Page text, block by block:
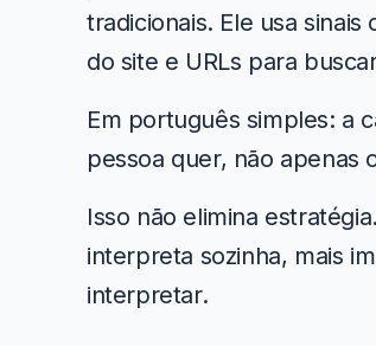
tradicionais. Ele usa
do site e URLs para
Em português simples: a
pessoa quer, não apenas
Isso não elimina
interpreta sozinha, mais
interpretar.